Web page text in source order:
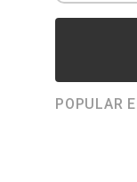
POPULAR